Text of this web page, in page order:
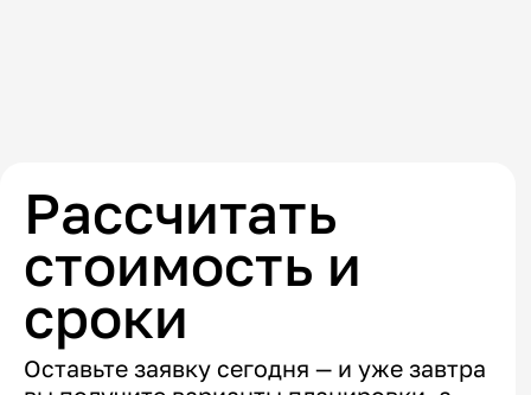
Рассчитать
стоимость и
сроки
Оставьте заявку сегодня — и уже завтра